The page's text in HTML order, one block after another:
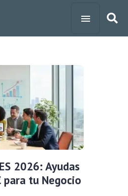
2026: Ayudas
tu Negocio